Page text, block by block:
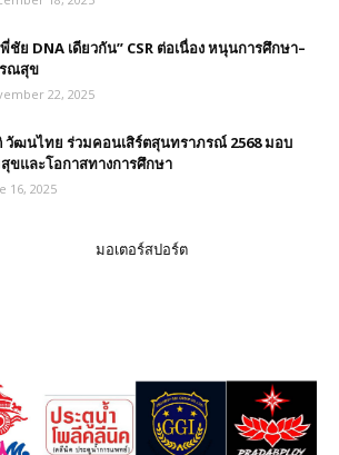
ชัย DNA เดียวกัน” CSR ต่อเนื่อง หนุนการศึกษา–
ณสุข
22, 2025
วัฒนไทย ร่วมคอนเสิร์ตสุนทราภรณ์ 2568 มอบ
ขและโอกาสทางการศึกษา
16, 2025
มอเตอร์สปอร์ต